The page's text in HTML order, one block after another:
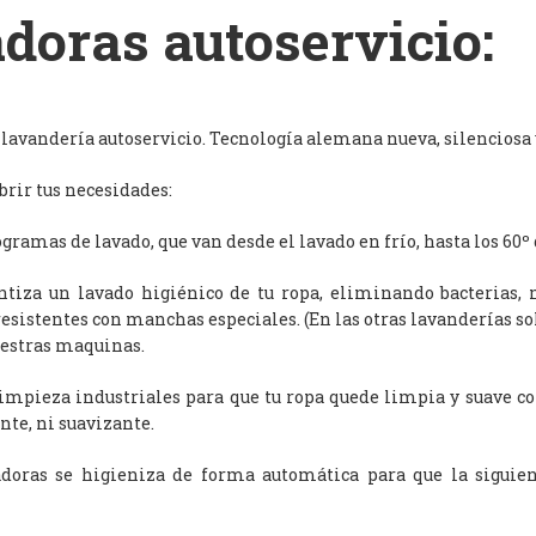
autoservicio:
autoservicio. Tecnología alemana nueva, silenciosa
tus necesidades:
de lavado, que van desde el lavado en frío, hasta los
un lavado higiénico de tu ropa, eliminando bacterias,
con manchas especiales. (En las otras lavanderías
maquinas.
industriales para que tu ropa quede limpia y suave
ni suavizante.
se higieniza de forma automática para que la